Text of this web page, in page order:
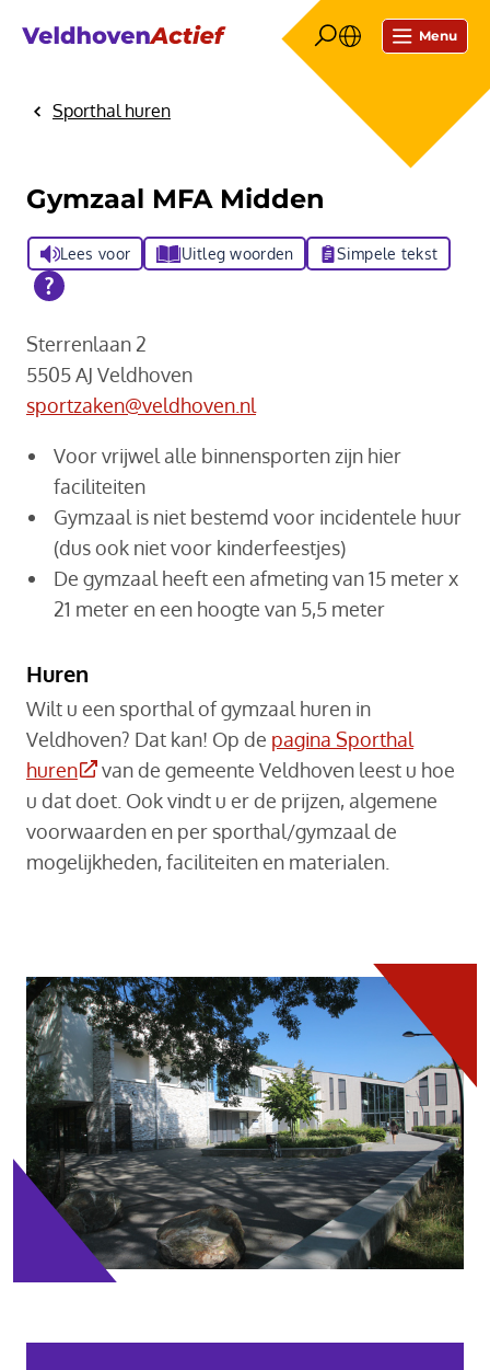
Menu
HomeSporthal huren
Gymzaal MFA Midden
Lees voor Uitleg woorden Simpele tekst
Sterrenlaan 2
5505 AJ Veldhoven
sportzaken@veldhoven.nl
Voor vrijwel alle binnensporten zijn hier
faciliteiten
Gymzaal is niet bestemd voor incidentele huur
(dus ook niet voor kinderfeestjes)
De gymzaal heeft een afmeting van 15 meter x
21 meter en een hoogte van 5,5 meter
Huren
Wilt u een sporthal of gymzaal huren in
Veldhoven? Dat kan! Op de pagina Sporthal
huren(Deze link gaat naar een externe website)
van de gemeente Veldhoven leest u hoe
u dat doet. Ook vindt u er de prijzen, algemene
voorwaarden en per sporthal/gymzaal de
mogelijkheden, faciliteiten en materialen.